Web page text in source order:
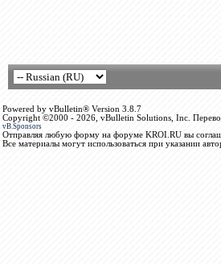
Powered by vBulletin® Version 3.8.7
Copyright ©2000 - 2026, vBulletin Solutions, Inc.
vB.Sponsors
Отправляя любую форму на форуме KROI.RU вы
Все материалы могут использоваться при указании